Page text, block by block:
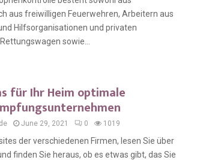
aus freiwilligen Feuerwehren, Arbeitern aus
Hilfsorganisationen und privaten
sowie...
für Ihr Heim optimale
June 29, 2021 0 1019
der verschiedenen Firmen, lesen Sie über
finden Sie heraus, ob es etwas gibt, das Sie